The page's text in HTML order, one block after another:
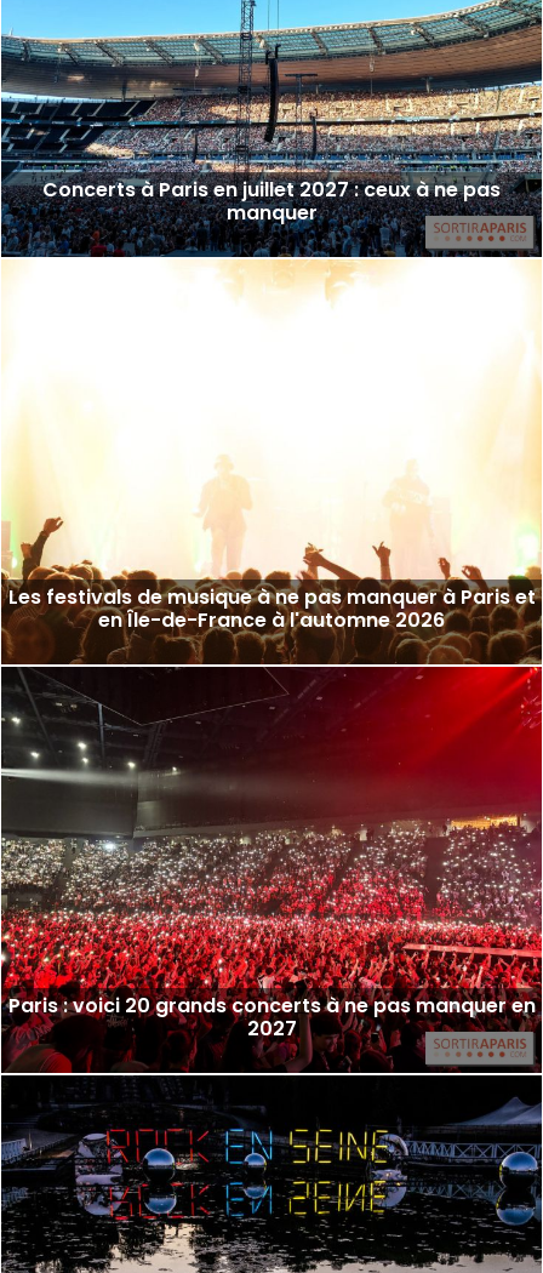
Concerts à Paris en juillet 2027 : ceux à ne pas
manquer
Les festivals de musique à ne pas manquer à Paris et
en Île-de-France à l'automne 2026
Paris : voici 20 grands concerts à ne pas manquer en
2027